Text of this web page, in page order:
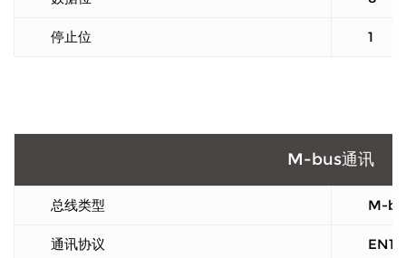
停止位 1
M-bus通讯
总线类型 M-
通讯协议